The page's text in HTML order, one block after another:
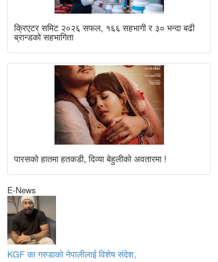
क्रिएटर समिट २०२६ सफल, १६६ सहभागी र ३० भन्दा बढी
ब्रान्डको सहभागिता
पारसको हातमा हतकडी, दिव्या बेहुलीको अवतारमा !
E-News
KGF का गरुडाको नेपालीलाई विशेष संदेश,